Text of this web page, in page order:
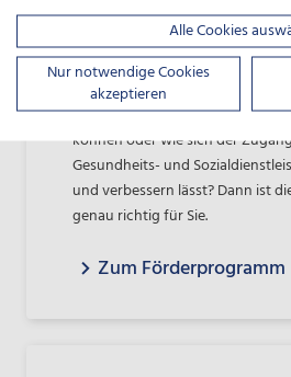
Herausforderungen löst sowie
Bedarfe deckt? Sie haben ein
Handlungskonzept, wie
Arbeitskräfte besser an die
demografischen
können oder wie sich der
Gesundheits- und
und verbessern lässt? Dann ist
genau richtig für Sie.
Zum Förderprogramm
Alle Cookies
Nur notwendige Cookies
akzeptieren